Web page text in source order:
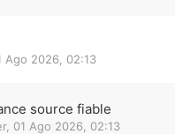
Ago 2026, 02:13
source fiable
, 01 Ago 2026, 02:13